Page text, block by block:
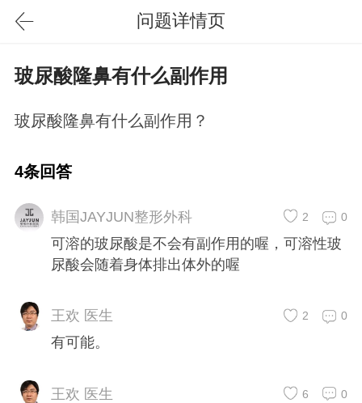
问题详情页
玻尿酸隆鼻有什么副作用
玻尿酸隆鼻有什么副作用？
4条回答
韩国JAYJUN整形外科 0
2
可溶的玻尿酸是不会有副作用的喔，可溶性玻
尿酸会随着身体排出体外的喔
王欢 医生 0
2
有可能。
王欢 医生 0
6